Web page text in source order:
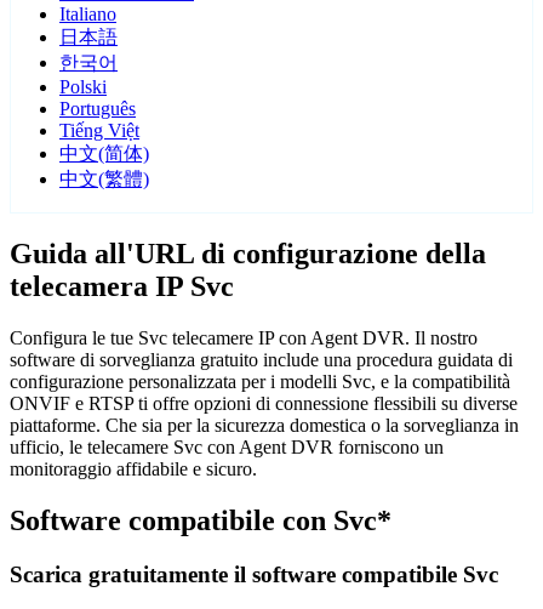
Italiano
日本語
한국어
Polski
Português
Tiếng Việt
中文(简体)
中文(繁體)
Guida all'URL di configurazione della
telecamera IP Svc
Configura le tue Svc telecamere IP con Agent DVR. Il nostro
software di sorveglianza gratuito include una procedura guidata di
configurazione personalizzata per i modelli Svc, e la compatibilità
ONVIF e RTSP ti offre opzioni di connessione flessibili su diverse
piattaforme. Che sia per la sicurezza domestica o la sorveglianza in
ufficio, le telecamere Svc con Agent DVR forniscono un
monitoraggio affidabile e sicuro.
Software compatibile con Svc*
Scarica gratuitamente il software compatibile Svc